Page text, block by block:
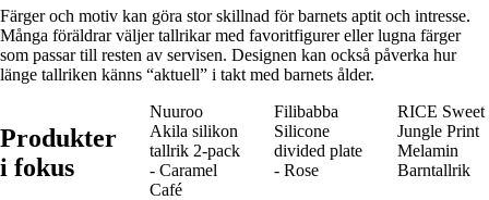
Färger och motiv kan göra stor skillnad för barnets aptit och intresse.
Många föräldrar väljer tallrikar med favoritfigurer eller lugna färger
som passar till resten av servisen. Designen kan också påverka hur
länge tallriken känns “aktuell” i takt med barnets ålder.
Produkter
i fokus
Nuuroo
Akila silikon
tallrik 2-pack
- Caramel
Café
Filibabba
Silicone
divided plate
- Rose
RICE Sweet
Jungle Print
Melamin
Barntallrik